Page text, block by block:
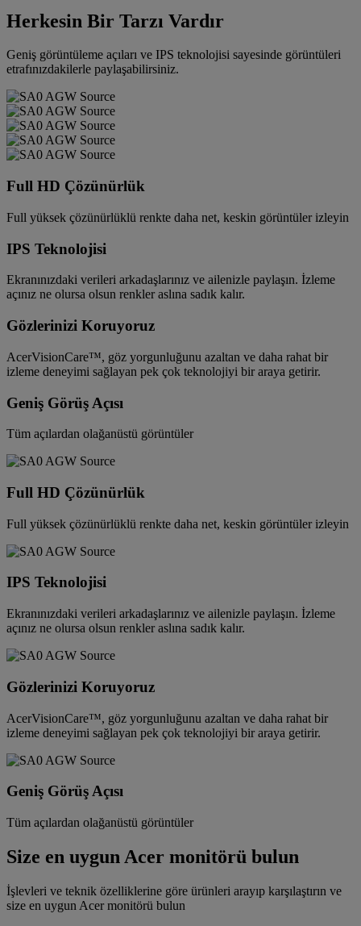
Herkesin Bir Tarzı Vardır
Geniş görüntüleme açıları ve IPS teknolojisi sayesinde görüntüleri
etrafınızdakilerle paylaşabilirsiniz.
Full HD Çözünürlük
Full yüksek çözünürlüklü renkte daha net, keskin görüntüler izleyin
IPS Teknolojisi
Ekranınızdaki verileri arkadaşlarınız ve ailenizle paylaşın. İzleme
açınız ne olursa olsun renkler aslına sadık kalır.
Gözlerinizi Koruyoruz
AcerVisionCare™, göz yorgunluğunu azaltan ve daha rahat bir
izleme deneyimi sağlayan pek çok teknolojiyi bir araya getirir.
Geniş Görüş Açısı
Tüm açılardan olağanüstü görüntüler
Full HD Çözünürlük
Full yüksek çözünürlüklü renkte daha net, keskin görüntüler izleyin
IPS Teknolojisi
Ekranınızdaki verileri arkadaşlarınız ve ailenizle paylaşın. İzleme
açınız ne olursa olsun renkler aslına sadık kalır.
Gözlerinizi Koruyoruz
AcerVisionCare™, göz yorgunluğunu azaltan ve daha rahat bir
izleme deneyimi sağlayan pek çok teknolojiyi bir araya getirir.
Geniş Görüş Açısı
Tüm açılardan olağanüstü görüntüler
Size en uygun Acer monitörü bulun
İşlevleri ve teknik özelliklerine göre ürünleri arayıp karşılaştırın ve
size en uygun Acer monitörü bulun